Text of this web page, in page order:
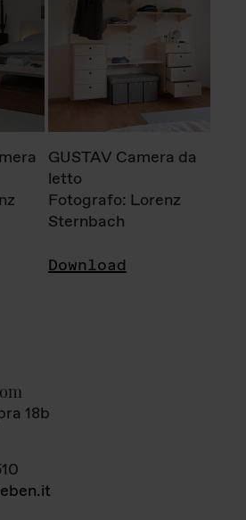
GUSTAV Camera da
letto
Fotografo: Lorenz
Sternbach
Download
18b